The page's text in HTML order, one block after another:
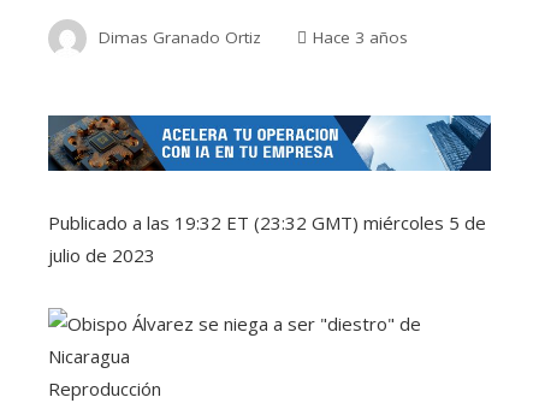
Dimas Granado Ortiz Hace 3 años
Publicado a las 19:32 ET (23:32 GMT) miércoles 5 de
julio de 2023
Reproducción